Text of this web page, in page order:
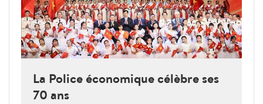
La Police économique célèbre ses
70 ans